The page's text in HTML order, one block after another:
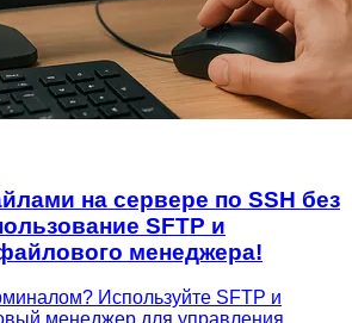
на сервере по SSH без
SFTP и
менеджера!
Используйте SFTP и